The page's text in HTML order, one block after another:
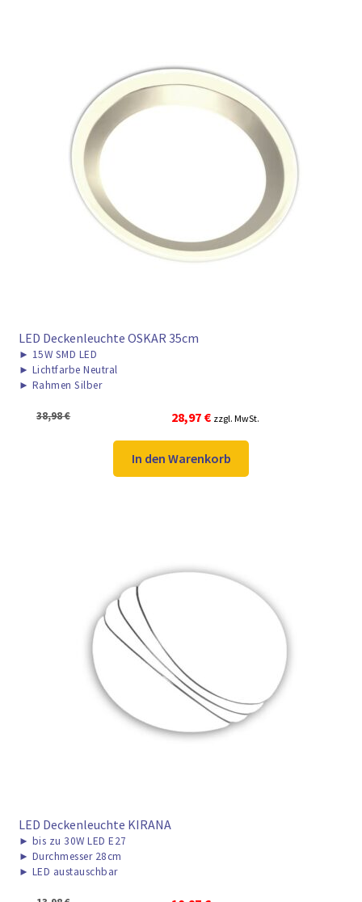
LED Deckenleuchte OSKAR 35cm
► 15W SMD LED
► Lichtfarbe Neutral
► Rahmen Silber
38,98€
Ursprünglicher
Preis
war:
38,98 €
28,97 €Aktueller
Preis
ist:
28,97 €.
zzgl. MwSt.
In den Warenkorb
LED Deckenleuchte KIRANA
► bis zu 30W LED E27
► Durchmesser 28cm
► LED austauschbar